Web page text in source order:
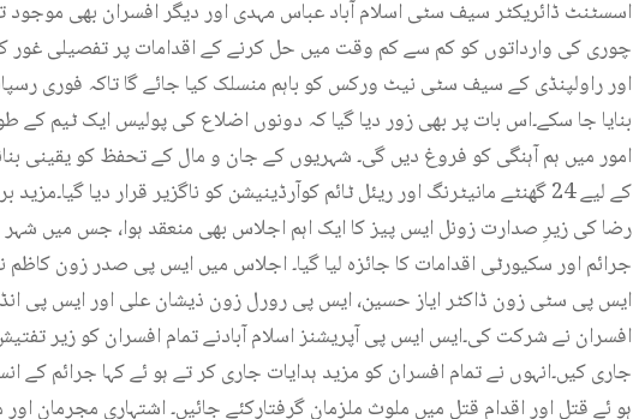
اسسٹنٹ ڈائریکٹر سیف سٹی اسلام آباد عباس مہدی اور دیگر افسران بھی
چوری کی وارداتوں کو کم سے کم وقت میں حل کرنے کے اقدامات پر تفصیلی غور کیا
اور راولپنڈی کے سیف سٹی نیٹ ورکس کو باہم منسلک کیا جائے گا تاکہ فوری
بنایا جا سکے۔اس بات پر بھی زور دیا گیا کہ دونوں اضلاع کی پولیس ایک ٹیم
امور میں ہم آہنگی کو فروغ دیں گی۔ شہریوں کے جان و مال کے تحفظ کو یقینی
کے لیے 24 گھنٹے مانیٹرنگ اور ریئل ٹائم کوآرڈینیشن کو ناگزیر قرار دیا
رضا کی زیرِ صدارت زونل ایس پیز کا ایک اہم اجلاس بھی منعقد ہوا، جس میں شہر
جرائم اور سکیورٹی اقدامات کا جائزہ لیا گیا۔ اجلاس میں ایس پی صدر زون
ایس پی سٹی زون ڈاکٹر ایاز حسین، ایس پی رورل زون ذیشان علی اور ایس پی
افسران نے شرکت کی۔ایس ایس پی آپریشنز اسلام آبادنے تمام افسران کو زیر
جاری کیں۔انہوں نے تمام افسران کو مزید ہدایات جاری کر تے ہو ئے کہا جرائم کے
ہو ئے قتل اور اقدام قتل میں ملوث ملزمان گرفتارکئے جائیں۔ اشتہاری مجرمان